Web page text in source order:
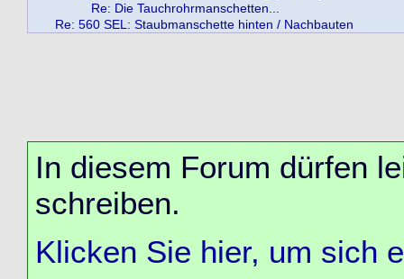
Re: Die Tauchrohrmanschetten...
Re: 560 SEL: Staubmanschette hinten / Nachbauten
In diesem Forum dürfen
schreiben.
Klicken Sie hier, um sich